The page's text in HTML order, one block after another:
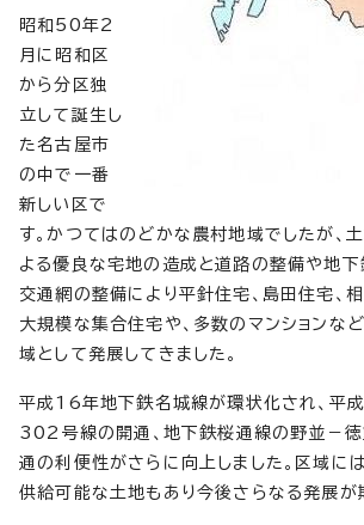
昭和50年2
月に昭和区
から分区独
立して誕生し
た名古屋市
の中で一番
新しい区で
す。かつてはのどかな農村地域でしたが、
よる優良な宅地の造成と道路の整備や地
交通網の整備により平針住宅、島田住宅、
大規模な集合住宅や、多数のマンションな
域として発展してきました。
平成16年地下鉄名城線が環状化され、平
302号線の開通、地下鉄桜通線の野並－徳
通の利便性がさらに向上しました。区域に
供給可能な土地もあり今後さらなる発展が